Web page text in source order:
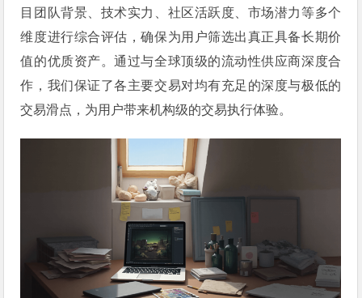
目团队背景、技术实力、社区活跃度、市场潜力等多个
维度进行综合评估，确保为用户筛选出真正具备长期价
值的优质资产。通过与全球顶级的流动性供应商深度合
作，我们保证了各主要交易对均有充足的深度与极低的
交易滑点，为用户带来机构级的交易执行体验。